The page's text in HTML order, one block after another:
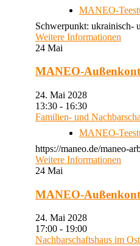
MANEO-
Schwerpunkt: ukrainisch-
Weitere Informationen
24 Mai
MANEO-
24. Mai 2028
13:30 - 16:30
Familien- und
MANEO-
https://maneo.de/maneo-
Weitere Informationen
24 Mai
MANEO-
24. Mai 2028
17:00 - 19:00
Nachbarschaftshaus im